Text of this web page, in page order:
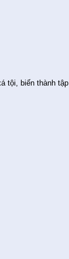
biến thành tập